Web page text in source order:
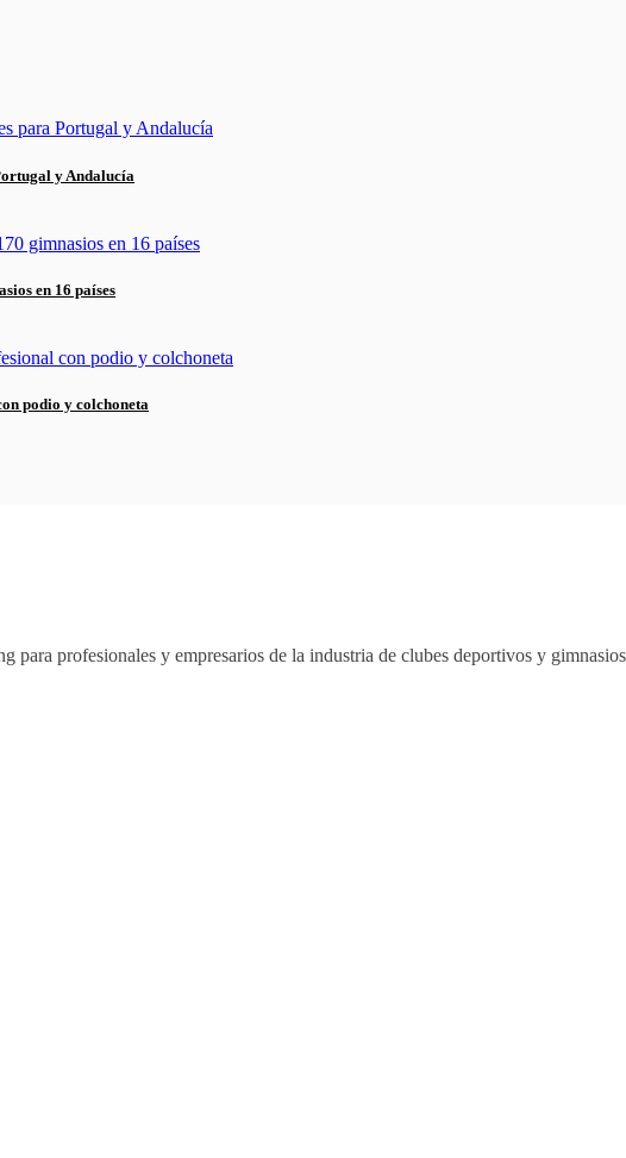
y Andalucía
en 16 países
podio y colchoneta
profesionales y empresarios de la industria de clubes deportivos y